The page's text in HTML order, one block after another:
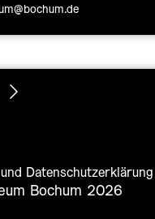
und Datenschutzerklärung
Bochum 2026